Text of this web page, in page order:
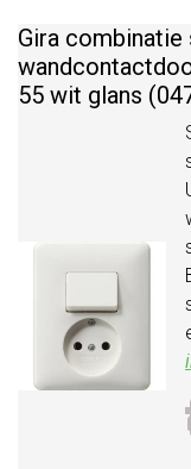
Gira combinatie
55 wit glans